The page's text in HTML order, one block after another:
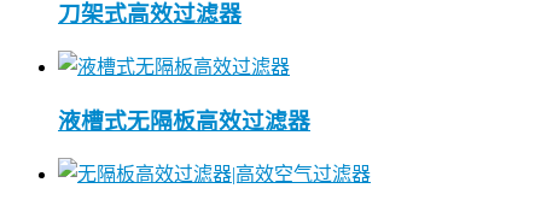
刀架式高效过滤器
液槽式无隔板高效过滤器